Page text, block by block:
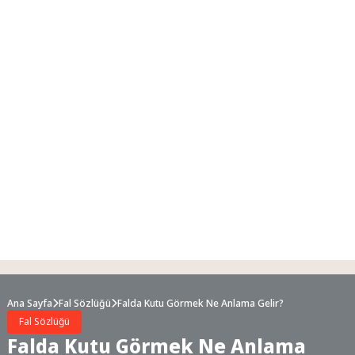
Ana Sayfa Fal Sözlüğü Falda Kutu Görmek Ne Anlama Gelir?
Fal Sözlüğü
Falda Kutu Görmek Ne Anlama